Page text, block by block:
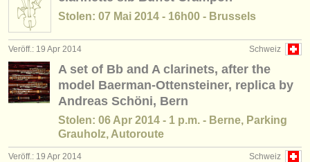
Stolen: 07 Mai 2014 - 16h00 - Brussels
Schweiz
Veröff.: 19 Apr 2014
A set of Bb and A clarinets, after the
model Baerman-Ottensteiner, replica by
Andreas Schöni, Bern
Stolen: 06 Apr 2014 - 1 p.m. - Berne, Parking
Grauholz, Autoroute
Schweiz
Veröff.: 19 Apr 2014